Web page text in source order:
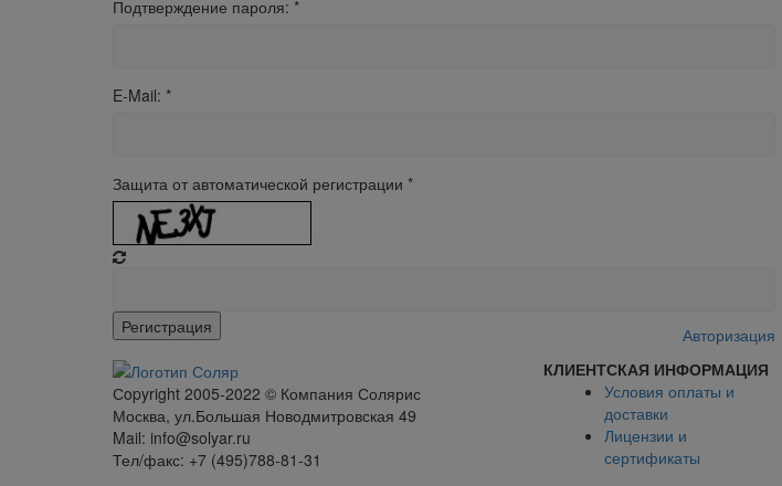
Подтверждение пароля: *
E-Mail: *
Защита от автоматической регистрации *
Авторизация
Сopyright 2005-2022 © Компания Солярис
Москва, ул.Большая Новодмитровская 49
Mail: info@solyar.ru
Тел/факс: +7 (495)788-81-31
КЛИЕНТСКАЯ ИНФОРМАЦИЯ
Условия оплаты и
доставки
Лицензии и
сертификаты